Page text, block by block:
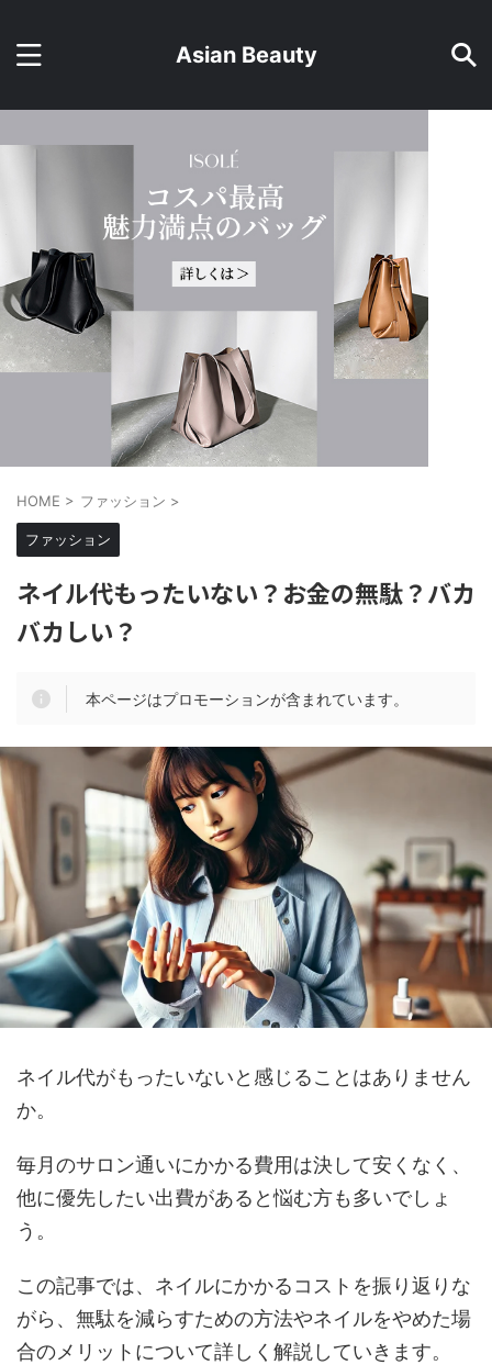
Asian Beauty
HOME > ファッション >
ファッション
ネイル代もったいない？お金の無駄？バカ
バカしい？
本ページはプロモーションが含まれています。
ネイル代がもったいないと感じることはありません
か。
毎月のサロン通いにかかる費用は決して安くなく、
他に優先したい出費があると悩む方も多いでしょ
う。
この記事では、ネイルにかかるコストを振り返りな
がら、無駄を減らすための方法やネイルをやめた場
合のメリットについて詳しく解説していきます。